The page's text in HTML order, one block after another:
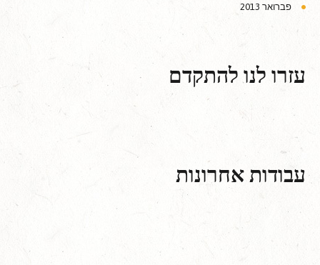
פברואר 2013
עזרו לנו להתקדם
עבודות אחרונות